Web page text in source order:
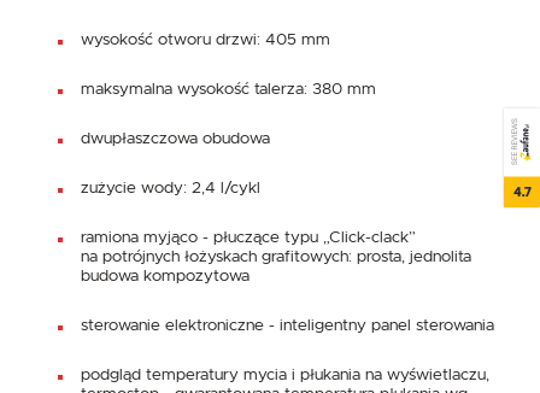
wysokość otworu drzwi: 405 mm
maksymalna wysokość talerza: 380 mm
dwupłaszczowa obudowa
zużycie wody: 2,4 l/cykl
ramiona myjąco - płuczące typu „Click-clack”
na potrójnych łożyskach grafitowych: prosta, jednolita
budowa kompozytowa
sterowanie elektroniczne - inteligentny panel sterowania
podgląd temperatury mycia i płukania na wyświetlaczu,
SEE REVIEWS
4.7